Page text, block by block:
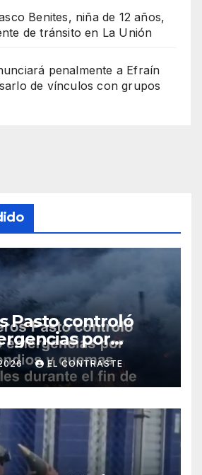
Benites, niña de 12 años,
de tránsito en La Unión
penalmente a Efraín
de vínculos con grupos
Pasto controló
por
quemas
durante el fin de
EL CONTRASTE